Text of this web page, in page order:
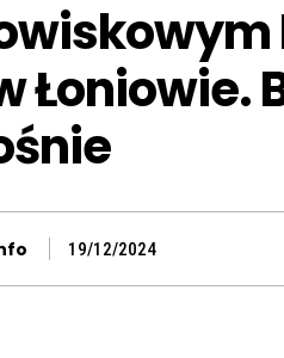
Łoniowie.
19/12/2024